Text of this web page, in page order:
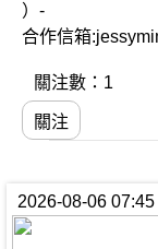
合作信箱
關注數：1
關注
2026-08-06 07:45